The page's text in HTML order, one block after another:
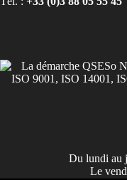
Du lundi au
Le